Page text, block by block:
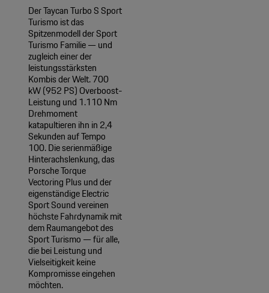
Der Taycan Turbo S Sport
Turismo ist das
Spitzenmodell der Sport
Turismo Familie — und
zugleich einer der
leistungsstärksten
Kombis der Welt. 700
kW (952 PS) Overboost-
Leistung und 1.110 Nm
Drehmoment
katapultieren ihn in 2,4
Sekunden auf Tempo
100. Die serienmäßige
Hinterachslenkung, das
Porsche Torque
Vectoring Plus und der
eigenständige Electric
Sport Sound vereinen
höchste Fahrdynamik mit
dem Raumangebot des
Sport Turismo — für alle,
die bei Leistung und
Vielseitigkeit keine
Kompromisse eingehen
möchten.